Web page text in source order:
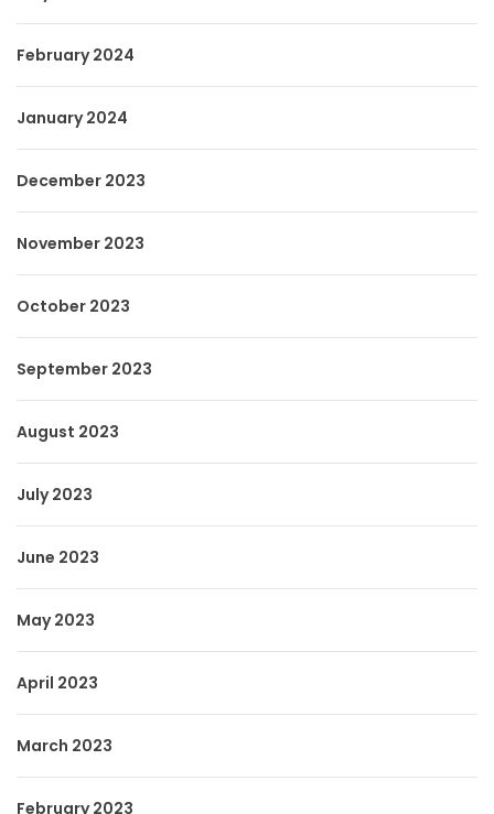
February 2024
January 2024
December 2023
November 2023
October 2023
September 2023
August 2023
July 2023
June 2023
May 2023
April 2023
March 2023
February 2023